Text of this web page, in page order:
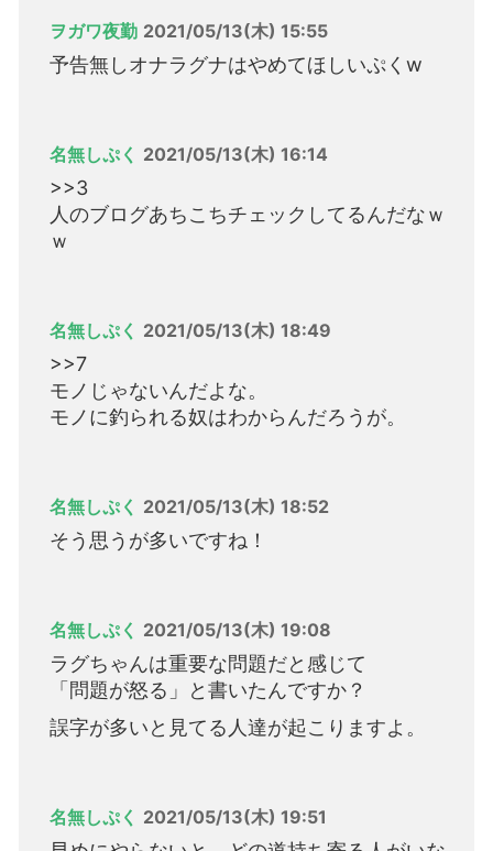
ヲガワ夜勤 2021/05/13(木) 15:55
予告無しオナラグナはやめてほしいぷくw
名無しぷく 2021/05/13(木) 16:14
>>3
人のブログあちこちチェックしてるんだなｗ
ｗ
名無しぷく 2021/05/13(木) 18:49
>>7
モノじゃないんだよな。
モノに釣られる奴はわからんだろうが。
名無しぷく 2021/05/13(木) 18:52
そう思うが多いですね！
名無しぷく 2021/05/13(木) 19:08
ラグちゃんは重要な問題だと感じて
「問題が怒る」と書いたんですか？
誤字が多いと見てる人達が起こりますよ。
名無しぷく 2021/05/13(木) 19:51